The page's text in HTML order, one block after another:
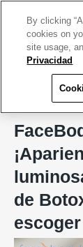
FaceBody
de
escoger
By clicking
cookies on
site usage,
Privacidad